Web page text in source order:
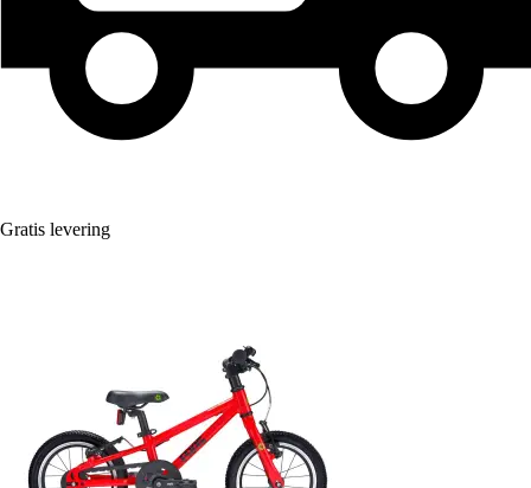
Gratis levering